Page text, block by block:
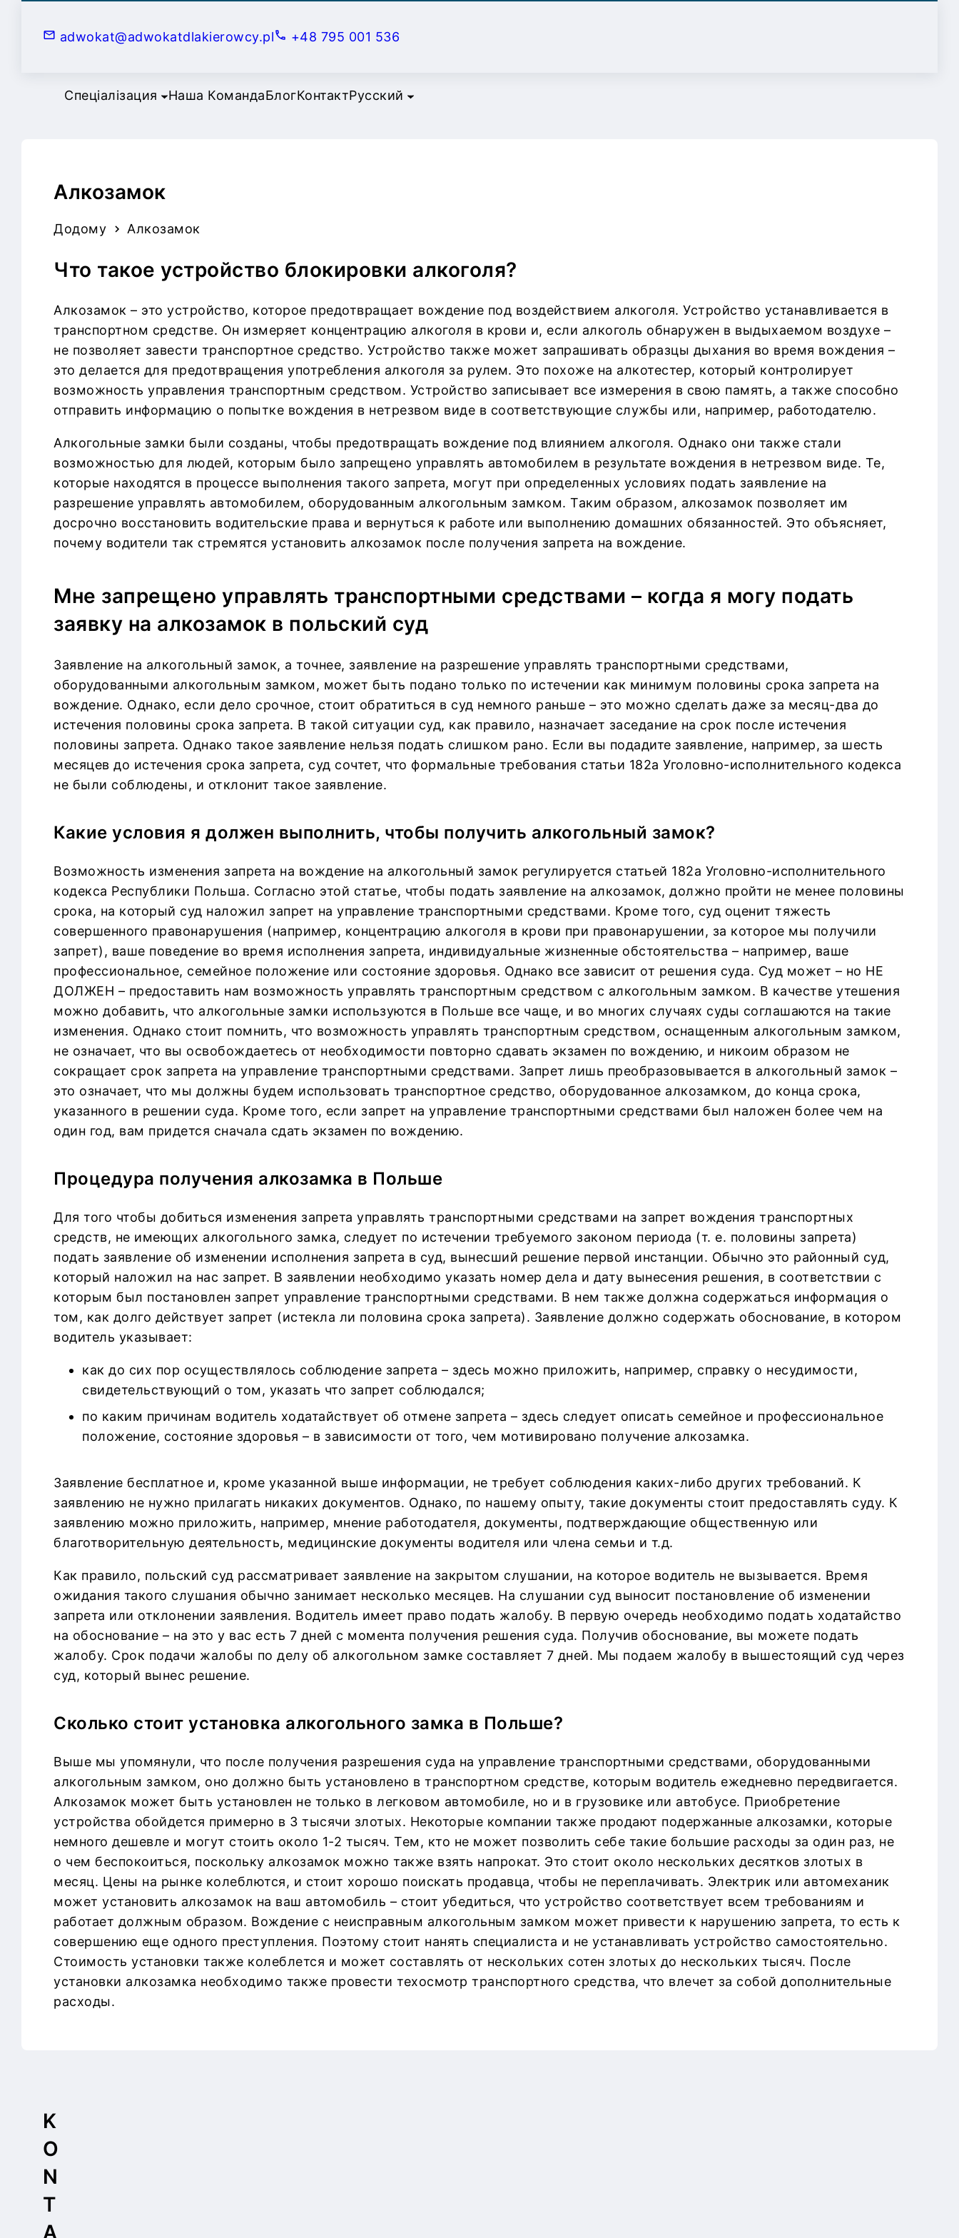
adwokat@adwokatdlakierowcy.pl +48 795 001 536
Спеціалізация Наша КомандаБлогКонтактРусский
Алкозамок
Додому Алкозамок
Что такое устройство блокировки алкоголя?
Алкозамок – это устройство, которое предотвращает вождение под воздействием алкоголя. Устройство устанавливается в
транспортном средстве. Он измеряет концентрацию алкоголя в крови и, если алкоголь обнаружен в выдыхаемом воздухе –
не позволяет завести транспортное средство. Устройство также может запрашивать образцы дыхания во время вождения –
это делается для предотвращения употребления алкоголя за рулем. Это похоже на алкотестер, который контролирует
возможность управления транспортным средством. Устройство записывает все измерения в свою память, а также способно
отправить информацию о попытке вождения в нетрезвом виде в соответствующие службы или, например, работодателю.
Алкогольные замки были созданы, чтобы предотвращать вождение под влиянием алкоголя. Однако они также стали
возможностью для людей, которым было запрещено управлять автомобилем в результате вождения в нетрезвом виде. Те,
которые находятся в процессе выполнения такого запрета, могут при определенных условиях подать заявление на
разрешение управлять автомобилем, оборудованным алкогольным замком. Таким образом, алкозамок позволяет им
досрочно восстановить водительские права и вернуться к работе или выполнению домашних обязанностей. Это объясняет,
почему водители так стремятся установить алкозамок после получения запрета на вождение.
Мне запрещено управлять транспортными средствами – когда я могу подать
заявку на алкозамок в польский суд
Заявление на алкогольный замок, а точнее, заявление на разрешение управлять транспортными средствами,
оборудованными алкогольным замком, может быть подано только по истечении как минимум половины срока запрета на
вождение. Однако, если дело срочное, стоит обратиться в суд немного раньше – это можно сделать даже за месяц-два до
истечения половины срока запрета. В такой ситуации суд, как правило, назначает заседание на срок после истечения
половины запрета. Однако такое заявление нельзя подать слишком рано. Если вы подадите заявление, например, за шесть
месяцев до истечения срока запрета, суд сочтет, что формальные требования статьи 182а Уголовно-исполнительного кодекса
не были соблюдены, и отклонит такое заявление.
Какие условия я должен выполнить, чтобы получить алкогольный замок?
Возможность изменения запрета на вождение на алкогольный замок регулируется статьей 182а Уголовно-исполнительного
кодекса Республики Польша. Согласно этой статье, чтобы подать заявление на алкозамок, должно пройти не менее половины
срока, на который суд наложил запрет на управление транспортными средствами. Кроме того, суд оценит тяжесть
совершенного правонарушения (например, концентрацию алкоголя в крови при правонарушении, за которое мы получили
запрет), ваше поведение во время исполнения запрета, индивидуальные жизненные обстоятельства – например, ваше
профессиональное, семейное положение или состояние здоровья. Однако все зависит от решения суда. Суд может – но НЕ
ДОЛЖЕН – предоставить нам возможность управлять транспортным средством с алкогольным замком. В качестве утешения
можно добавить, что алкогольные замки используются в Польше все чаще, и во многих случаях суды соглашаются на такие
изменения. Однако стоит помнить, что возможность управлять транспортным средством, оснащенным алкогольным замком,
не означает, что вы освобождаетесь от необходимости повторно сдавать экзамен по вождению, и никоим образом не
сокращает срок запрета на управление транспортными средствами. Запрет лишь преобразовывается в алкогольный замок –
это означает, что мы должны будем использовать транспортное средство, оборудованное алкозамком, до конца срока,
указанного в решении суда. Кроме того, если запрет на управление транспортными средствами был наложен более чем на
один год, вам придется сначала сдать экзамен по вождению.
Процедура получения алкозамка в Польше
Для того чтобы добиться изменения запрета управлять транспортными средствами на запрет вождения транспортных
средств, не имеющих алкогольного замка, следует по истечении требуемого законом периода (т. е. половины запрета)
подать заявление об изменении исполнения запрета в суд, вынесший решение первой инстанции. Обычно это районный суд,
который наложил на нас запрет. В заявлении необходимо указать номер дела и дату вынесения решения, в соответствии с
которым был постановлен запрет управление транспортными средствами. В нем также должна содержаться информация о
том, как долго действует запрет (истекла ли половина срока запрета). Заявление должно содержать обоснование, в котором
водитель указывает:
как до сих пор осуществлялось соблюдение запрета – здесь можно приложить, например, справку о несудимости,
свидетельствующий о том, указать что запрет соблюдался;
по каким причинам водитель ходатайствует об отмене запрета – здесь следует описать семейное и профессиональное
положение, состояние здоровья – в зависимости от того, чем мотивировано получение алкозамка.
Заявление бесплатное и, кроме указанной выше информации, не требует соблюдения каких-либо других требований. К
заявлению не нужно прилагать никаких документов. Однако, по нашему опыту, такие документы стоит предоставлять суду. К
заявлению можно приложить, например, мнение работодателя, документы, подтверждающие общественную или
благотворительную деятельность, медицинские документы водителя или члена семьи и т.д.
Как правило, польский суд рассматривает заявление на закрытом слушании, на которое водитель не вызывается. Время
ожидания такого слушания обычно занимает несколько месяцев. На слушании суд выносит постановление об изменении
запрета или отклонении заявления. Водитель имеет право подать жалобу. В первую очередь необходимо подать ходатайство
на обоснование – на это у вас есть 7 дней с момента получения решения суда. Получив обоснование, вы можете подать
жалобу. Срок подачи жалобы по делу об алкогольном замке составляет 7 дней. Мы подаем жалобу в вышестоящий суд через
суд, который вынес решение.
Сколько стоит установка алкогольного замка в Польше?
Выше мы упомянули, что после получения разрешения суда на управление транспортными средствами, оборудованными
алкогольным замком, оно должно быть установлено в транспортном средстве, которым водитель ежедневно передвигается.
Алкозамок может быть установлен не только в легковом автомобиле, но и в грузовике или автобусе. Приобретение
устройства обойдется примерно в 3 тысячи злотых. Некоторые компании также продают подержанные алкозамки, которые
немного дешевле и могут стоить около 1-2 тысяч. Тем, кто не может позволить себе такие большие расходы за один раз, не
о чем беспокоиться, поскольку алкозамок можно также взять напрокат. Это стоит около нескольких десятков злотых в
месяц. Цены на рынке колеблются, и стоит хорошо поискать продавца, чтобы не переплачивать. Электрик или автомеханик
может установить алкозамок на ваш автомобиль – стоит убедиться, что устройство соответствует всем требованиям и
работает должным образом. Вождение с неисправным алкогольным замком может привести к нарушению запрета, то есть к
совершению еще одного преступления. Поэтому стоит нанять специалиста и не устанавливать устройство самостоятельно.
Стоимость установки также колеблется и может составлять от нескольких сотен злотых до нескольких тысяч. После
установки алкозамка необходимо также провести техосмотр транспортного средства, что влечет за собой дополнительные
расходы.
K
O
N
T
A